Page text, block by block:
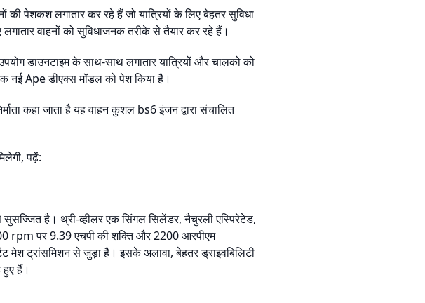
की पेशकश लगातार कर रहे हैं जो यात्रियों के लिए बेहतर सुविधा
वाहनों को सुविधाजनक तरीके से तैयार कर रहे हैं।
डाउनटाइम के साथ-साथ लगातार यात्रियों और चालको को
नई Ape डीएक्स मॉडल को पेश किया है।
कहा जाता है यह वाहन कुशल bs6 इंजन द्वारा संचालित
पढ़ें:
है। थ्री-व्हीलर एक सिंगल सिलेंडर, नैचुरली एस्पिरेटेड,
rpm पर 9.39 एचपी की शक्ति और 2200 आरपीएम
मेश ट्रांसमिशन से जुड़ा है। इसके अलावा, बेहतर ड्राइवबिलिटी
हैं।